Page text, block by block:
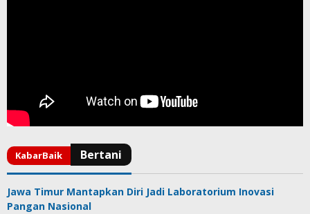
Jawa Timur Mantapkan Diri Jadi Laboratorium Inovasi
Pangan Nasional